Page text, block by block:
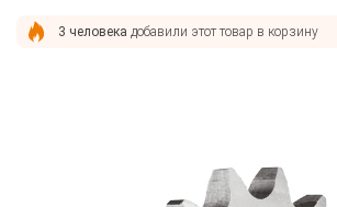
3 человека добавили этот товар в корзину